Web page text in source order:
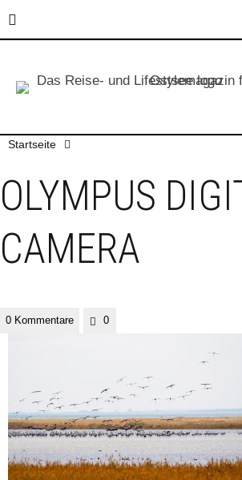
Startseite
OLYMPUS
CAMERA
0 Kommentare 0